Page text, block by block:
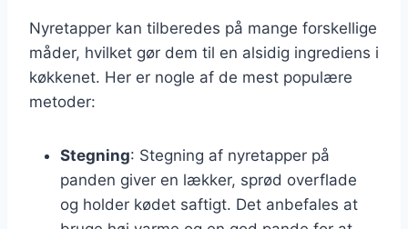
Nyretapper kan tilberedes på mange forskellige
måder, hvilket gør dem til en alsidig ingrediens i
køkkenet. Her er nogle af de mest populære
metoder:
Stegning: Stegning af nyretapper på
panden giver en lækker, sprød overflade
og holder kødet saftigt. Det anbefales at